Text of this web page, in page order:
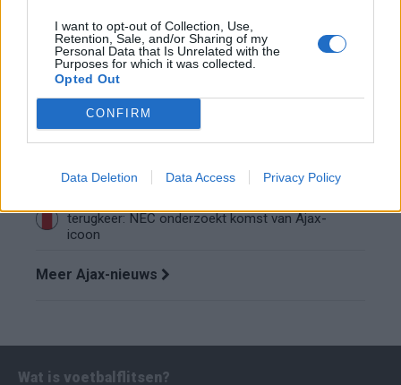
I want to opt-out of Collection, Use,
Retention, Sale, and/or Sharing of my
Personal Data that Is Unrelated with the
Purposes for which it was collected.
Opted Out
CONFIRM
Data Deletion Data Access Privacy Policy
Ronald de Boer noemt Reiziger als bondscoach:
"Kampioen met Jong Ajax"
Heitinga niet langer alleen: Argentijn schrijft
geschiedenis met rode kaart in WK-finale
Wanneer speelt Ajax in de Conference League?
terugkeer: NEC onderzoekt komst van Ajax-
icoon
Meer Ajax-nieuws
Wat is voetbalflitsen?